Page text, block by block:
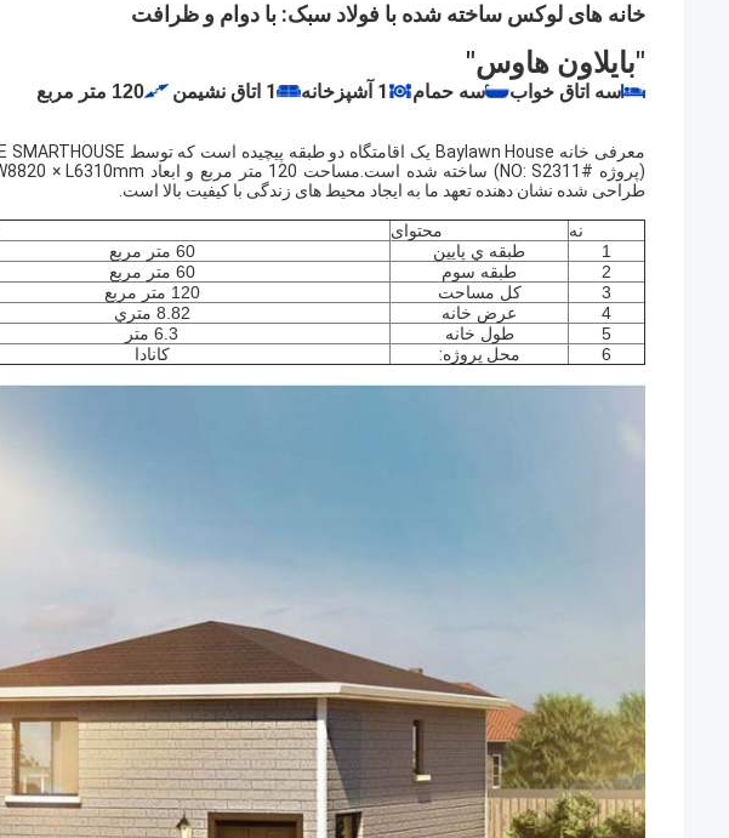
خانه های لوکس ساخته شده با فولاد سبک: با دوام و ظرافت
"بايلاون هاوس"
سه اتاق خواب سه حمام 1 آشپزخانه 1 اتاق نشیمن 120 متر مربع
طراحی شده نشان دهنده تعهد ما به ایجاد محیط های زندگی با کیفیت بالا است.
نه محتوای
1
طبقه ي پايين
60 متر مربع
2
طبقه سوم
60 متر مربع
3
کل مساحت
120 متر مربع
4
عرض خانه
8.82 متري
5
طول خانه
6.3 متر
6
محل پروژه: کانادا